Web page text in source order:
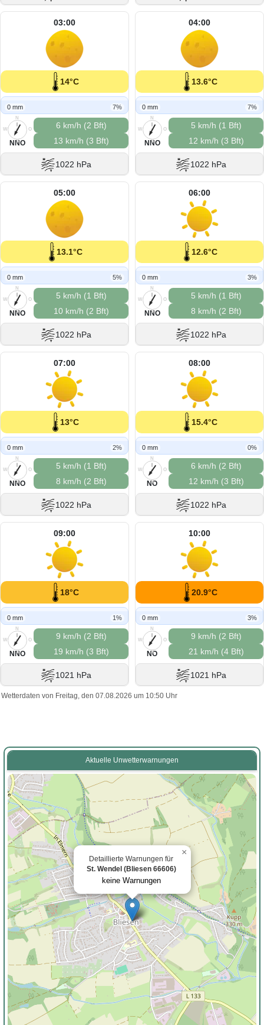
03:00
14°C
0 mm 7%
N
O
S
W
NNO
6 km/h (2 Bft)
13 km/h (3 Bft)
1022 hPa
04:00
13.6°C
0 mm 7%
N
O
S
W
NNO
5 km/h (1 Bft)
12 km/h (3 Bft)
1022 hPa
05:00
13.1°C
0 mm 5%
N
O
S
W
NNO
5 km/h (1 Bft)
10 km/h (2 Bft)
1022 hPa
06:00
12.6°C
0 mm 3%
N
O
S
W
NNO
5 km/h (1 Bft)
8 km/h (2 Bft)
1022 hPa
07:00
13°C
0 mm 2%
N
O
S
W
NNO
5 km/h (1 Bft)
8 km/h (2 Bft)
1022 hPa
08:00
15.4°C
0 mm 0%
N
O
S
W
NO
6 km/h (2 Bft)
12 km/h (3 Bft)
1022 hPa
09:00
18°C
0 mm 1%
N
O
S
W
NNO
9 km/h (2 Bft)
19 km/h (3 Bft)
1021 hPa
10:00
20.9°C
0 mm 3%
N
O
S
W
NO
9 km/h (2 Bft)
21 km/h (4 Bft)
1021 hPa
Wetterdaten von Freitag, den 07.08.2026 um 10:50 Uhr
Aktuelle Unwetterwarnungen
Detaillierte Warnungen für
St. Wendel (Bliesen 66606)
keine Warnungen
×